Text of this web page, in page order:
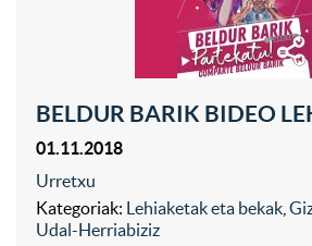
BELDUR BARIK BIDEO
01.11.2018
Urretxu
Kategoriak: Lehiaketak eta bekak
Udal-Herriabiziz